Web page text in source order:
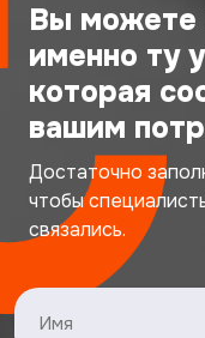
Вы можете
именно ту
которая
вашим
Достаточно
чтобы
связались.